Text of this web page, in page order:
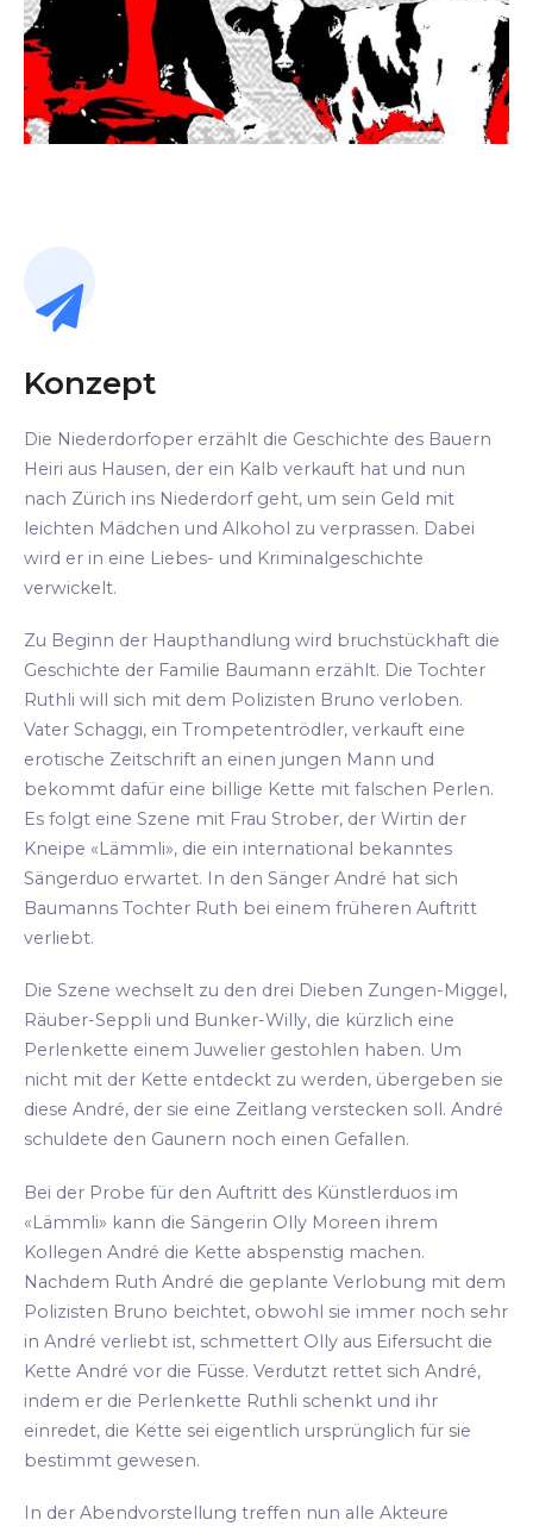
Konzept
Die Niederdorfoper erzählt die Geschichte des Bauern
Heiri aus Hausen, der ein Kalb verkauft hat und nun
nach Zürich ins Niederdorf geht, um sein Geld mit
leichten Mädchen und Alkohol zu verprassen. Dabei
wird er in eine Liebes- und Kriminalgeschichte
verwickelt.
Zu Beginn der Haupthandlung wird bruchstückhaft die
Geschichte der Familie Baumann erzählt. Die Tochter
Ruthli will sich mit dem Polizisten Bruno verloben.
Vater Schaggi, ein Trompetentrödler, verkauft eine
erotische Zeitschrift an einen jungen Mann und
bekommt dafür eine billige Kette mit falschen Perlen.
Es folgt eine Szene mit Frau Strober, der Wirtin der
Kneipe «Lämmli», die ein international bekanntes
Sängerduo erwartet. In den Sänger André hat sich
Baumanns Tochter Ruth bei einem früheren Auftritt
verliebt.
Die Szene wechselt zu den drei Dieben Zungen-Miggel,
Räuber-Seppli und Bunker-Willy, die kürzlich eine
Perlenkette einem Juwelier gestohlen haben. Um
nicht mit der Kette entdeckt zu werden, übergeben sie
diese André, der sie eine Zeitlang verstecken soll. André
schuldete den Gaunern noch einen Gefallen.
Bei der Probe für den Auftritt des Künstlerduos im
«Lämmli» kann die Sängerin Olly Moreen ihrem
Kollegen André die Kette abspenstig machen.
Nachdem Ruth André die geplante Verlobung mit dem
Polizisten Bruno beichtet, obwohl sie immer noch sehr
in André verliebt ist, schmettert Olly aus Eifersucht die
Kette André vor die Füsse. Verdutzt rettet sich André,
indem er die Perlenkette Ruthli schenkt und ihr
einredet, die Kette sei eigentlich ursprünglich für sie
bestimmt gewesen.
In der Abendvorstellung treffen nun alle Akteure